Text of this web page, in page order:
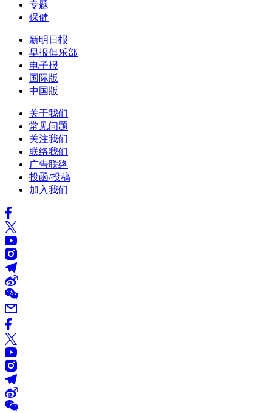
专题
保健
新明日报
早报俱乐部
电子报
国际版
中国版
关于我们
常见问题
关注我们
联络我们
广告联络
投函/投稿
加入我们